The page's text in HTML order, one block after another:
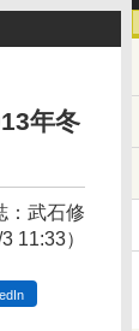
年冬
：武石修
11:33）